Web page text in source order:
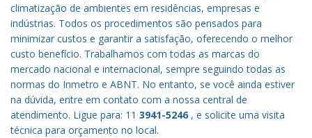
climatização de ambientes em residências, empresas e
indústrias. Todos os procedimentos são pensados para
minimizar custos e garantir a satisfação, oferecendo o melhor
custo benefício. Trabalhamos com todas as marcas do
mercado nacional e internacional, sempre seguindo todas as
normas do Inmetro e ABNT. No entanto, se você ainda estiver
na dúvida, entre em contato com a nossa central de
atendimento. Ligue para: 11 3941-5246 , e solicite uma visita
técnica para orçamento no local.